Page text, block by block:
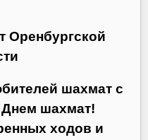
Оренбургской
шахмат с
шахмат!
ходов и